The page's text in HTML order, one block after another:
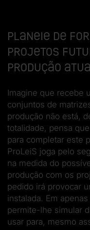
Planeie de
projetos
produção
Imagine que recebe
conjuntos de
produção não está,
totalidade, pensa
para completar este
ProLeiS joga pelo
na medida do
produção com os
pedido irá provocar
instalada. Em
permite-lhe simular
usar para, mesmo